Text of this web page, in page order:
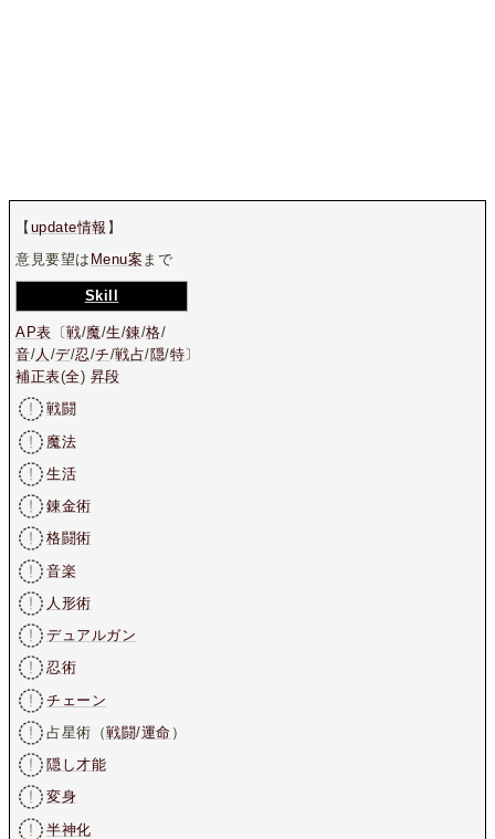
【 update情報 】
意見要望は Menu案 まで
Skill
AP表 〔戦/魔/生/錬/格/
音/人 /デ/忍/チ/戦占/隠/特〕
補正表(全) 昇段
戦闘
魔法
生活
錬金術
格闘術
音楽
人形術
デュアルガン
忍術
チェーン
占星術（戦闘/運命 ）
隠し才能
変身
半神化